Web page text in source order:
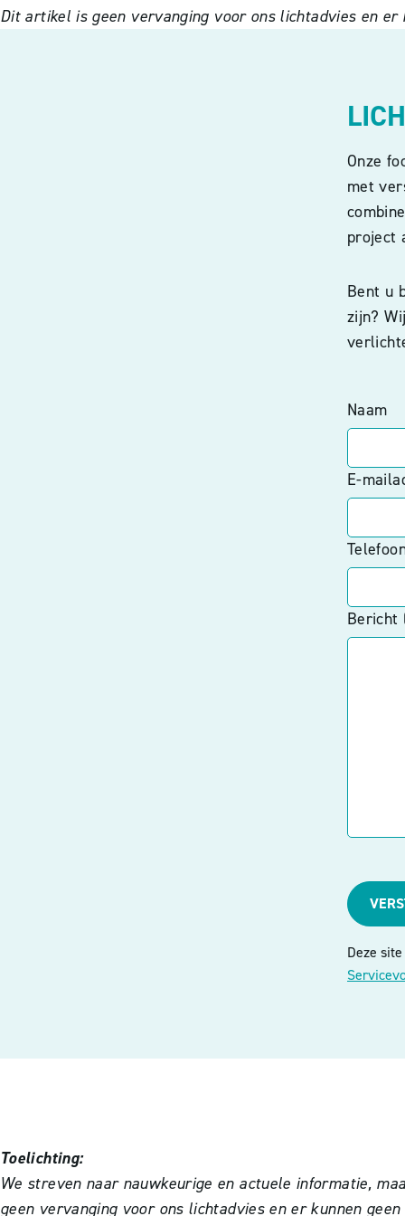
Dit artikel is geen vervanging voor ons lichtadvies en
Onze
met
project
Bent u
zijn?
Naam
E-
Bericht
Deze
Toelichting:
We streven naar nauwkeurige en actuele informatie,
geen vervanging voor ons lichtadvies en er kunnen